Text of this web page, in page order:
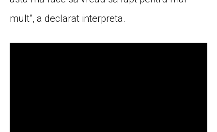
mult”, a declarat interpreta.